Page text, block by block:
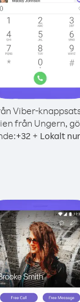
Viber-
från Ungern,
+32 + Lokalt